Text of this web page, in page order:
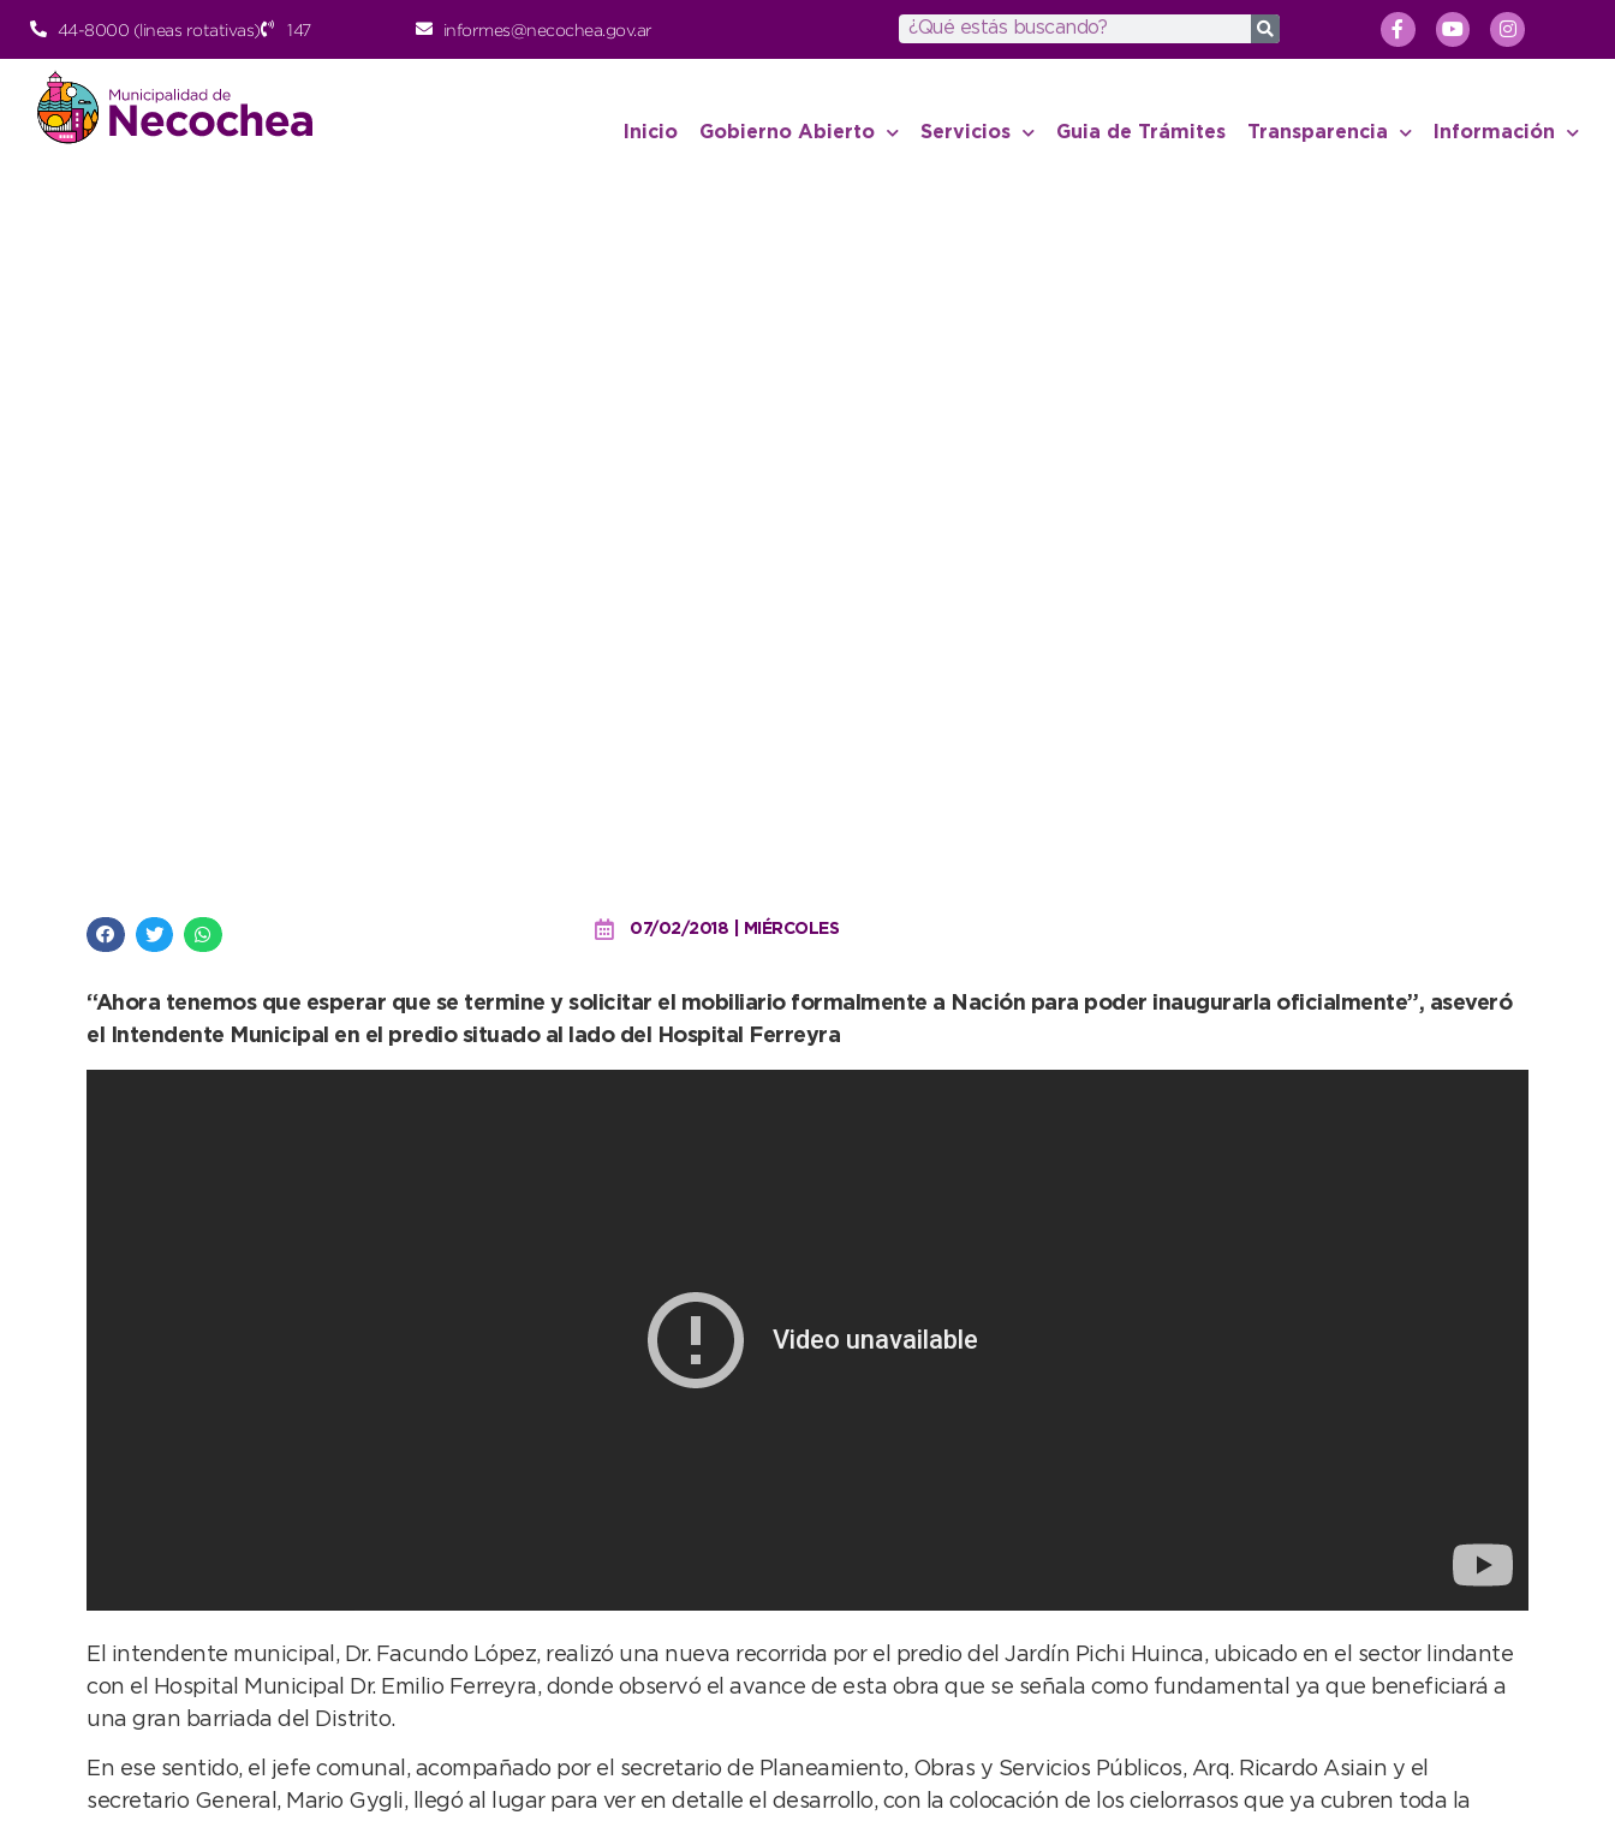
44-8000 (lineas rotativas) 147 informes@necochea.gov.ar
Inicio Gobierno Abierto Servicios Guia de Trámites Transparencia Información
07/02/2018 | MIÉRCOLES
“Ahora tenemos que esperar que se termine y solicitar el mobiliario formalmente a Nación para poder inaugurarla oficialmente”, aseveró
el Intendente Municipal en el predio situado al lado del Hospital Ferreyra
El intendente municipal, Dr. Facundo López, realizó una nueva recorrida por el predio del Jardín Pichi Huinca, ubicado en el sector lindante
con el Hospital Municipal Dr. Emilio Ferreyra, donde observó el avance de esta obra que se señala como fundamental ya que beneficiará a
una gran barriada del Distrito.
En ese sentido, el jefe comunal, acompañado por el secretario de Planeamiento, Obras y Servicios Públicos, Arq. Ricardo Asiain y el
secretario General, Mario Gygli, llegó al lugar para ver en detalle el desarrollo, con la colocación de los cielorrasos que ya cubren toda la